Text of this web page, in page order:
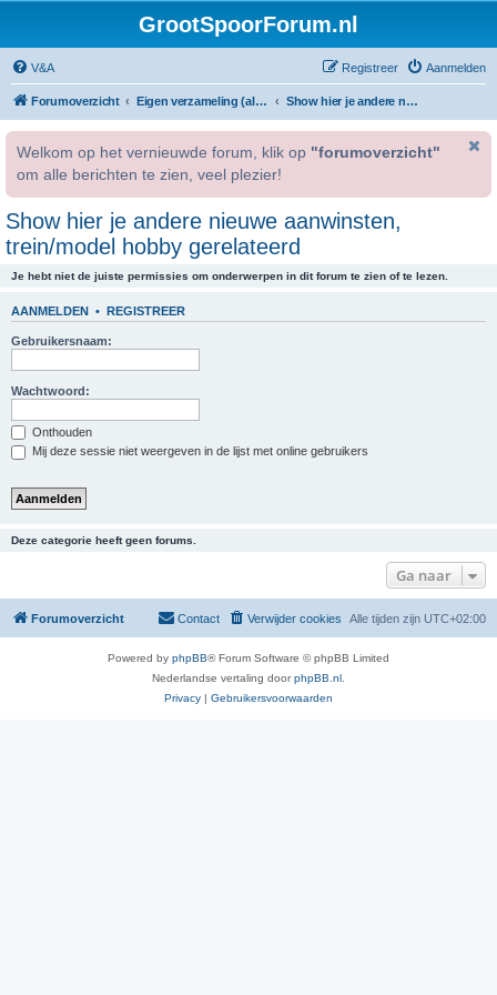
GrootSpoorForum.nl
V&A Aanmelden
Registreer
Forumoverzicht Eigen verzameling (alleen voor geregistreerde gebruikers). Show hier je andere nieuwe aanwinsten, trein/model hobby gerelateerd
Welkom op het vernieuwde forum, klik op "forumoverzicht"
om alle berichten te zien, veel plezier!
Show hier je andere nieuwe aanwinsten,
trein/model hobby gerelateerd
Je hebt niet de juiste permissies om onderwerpen in dit forum te zien of te lezen.
AANMELDEN • REGISTREER
Gebruikersnaam:
Wachtwoord:
Onthouden
Mij deze sessie niet weergeven in de lijst met online gebruikers
Deze categorie heeft geen forums.
Ga naar
Forumoverzicht Alle tijden zijn UTC+02:00
Verwijder cookies
Contact
Powered by phpBB® Forum Software © phpBB Limited
Nederlandse vertaling doorphpBB.nl
Privacy | Gebruikersvoorwaarden